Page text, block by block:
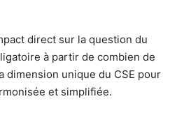
direct sur la question du
à partir de combien de
dimension unique du CSE pour
et simplifiée.